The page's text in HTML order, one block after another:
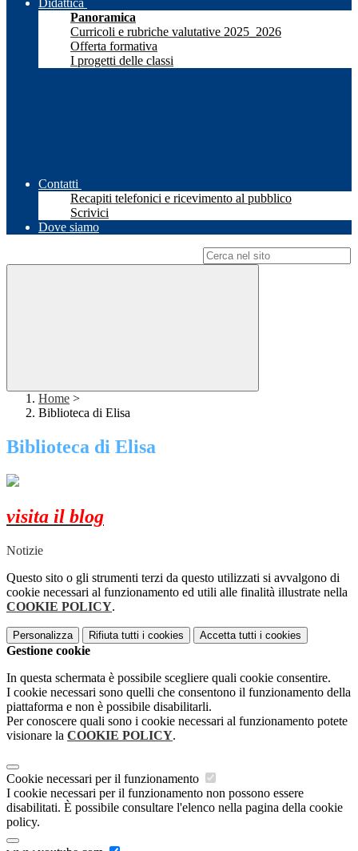
Didattica
Panoramica
Curricoli e rubriche valutative 2025_2026
Offerta formativa
I progetti delle classi
Contatti
Recapiti telefonici e ricevimento al pubblico
Scrivici
Dove siamo
Home >
Biblioteca di Elisa
Biblioteca di Elisa
visita il blog
Notizie
Questo sito o gli strumenti terzi da questo utilizzati si avvalgono di
cookie necessari al funzionamento ed utili alle finalità illustrate nella
COOKIE POLICY.
Personalizza Rifiuta tutti i cookies Accetta tutti i cookies
Gestione cookie
In questa schermata è possibile scegliere quali cookie consentire.
I cookie necessari sono quelli che consentono il funzionamento della
piattaforma e non è possibile disabilitarli.
Per conoscere quali sono i cookie necessari al funzionamento potete
visionare la COOKIE POLICY.
Cookie necessari per il funzionamento
I cookie necessari per il funzionamento non possono essere
disabilitati. È possibile consultare l'elenco nella pagina della cookie
policy.